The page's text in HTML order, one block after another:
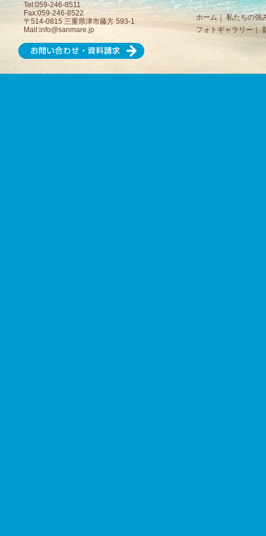
Tel:059-246-8511
Fax:059-246-8522
〒514-0815 三重県津市藤方 593-1
Mail:info@sanmare.jp
ホーム
私たちの強
フォトギャラリー｜